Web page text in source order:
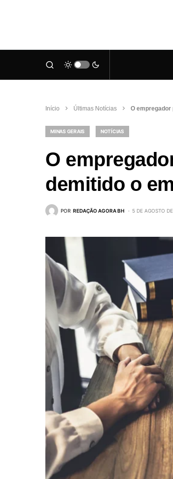
Início Últimas Notícias O empregador
MINAS GERAIS NOTÍCIAS
O
demitido o
POR REDAÇÃO AGORA BH 5 DE AGOSTO